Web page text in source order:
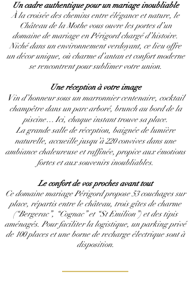
Un cadre authentique pour un mariage inoubliable
À la croisée des chemins entre élégance et nature, le
Château de la Mothe vous ouvre les portes d’un
domaine de mariage en Périgord chargé d’histoire.
Niché dans un environnement verdoyant, ce lieu offre
un décor unique, où charme d’antan et confort moderne
se rencontrent pour sublimer votre union.
Une réception à votre image
Vin d’honneur sous un marronnier centenaire, cocktail
champêtre dans un parc arboré, brunch au bord de la
piscine… Ici, chaque instant trouve sa place.
La grande salle de réception, baignée de lumière
naturelle, accueille jusqu’à 220 convives dans une
ambiance chaleureuse et raffinée, propice aux émotions
fortes et aux souvenirs inoubliables.
Le confort de vos proches avant tout
Ce domaine mariage Périgord propose 53 couchages sur
place, répartis entre le château, trois gîtes de charme
(“Bergerac”, “Cognac” et “St Emilion”) et des tipis
aménagés. Pour faciliter la logistique, un parking privé
de 100 places et une borne de recharge électrique sont à
disposition.